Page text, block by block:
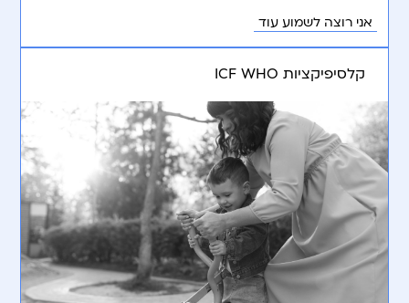
אני רוצה לשמוע עוד
קלסיפיקציות ICF WHO